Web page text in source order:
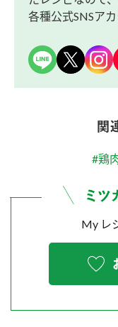
各種公式SNSア
関
#鶏
My レ